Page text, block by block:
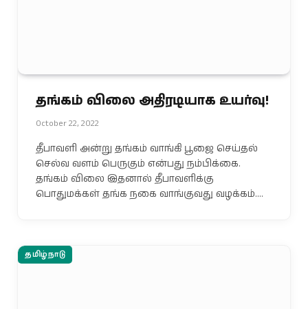
தங்கம் விலை அதிரடியாக உயர்வு!
October 22, 2022
தீபாவளி அன்று தங்கம் வாங்கி பூஜை செய்தல்
செல்வ வளம் பெருகும் என்பது நம்பிக்கை.
தங்கம் விலை இதனால் தீபாவளிக்கு
பொதுமக்கள் தங்க நகை வாங்குவது வழக்கம்.…
தமிழ்நாடு